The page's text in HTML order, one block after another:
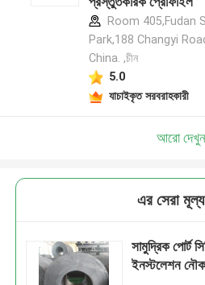
Room 405,Fudan
Park,188 Changyi
China. ,চীন
5.0
যাচাইকৃত সরবরাহকারী
আরো দেখুন
এর সেরা
সামুদ্রিক পোর্ট
ইনস্টলেশন নৌকা